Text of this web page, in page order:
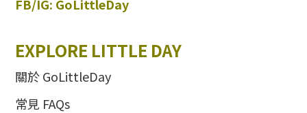
FB/IG: GoLittleDay
EXPLORE LITTLE DAY
關於 GoLittleDay
常見 FAQs